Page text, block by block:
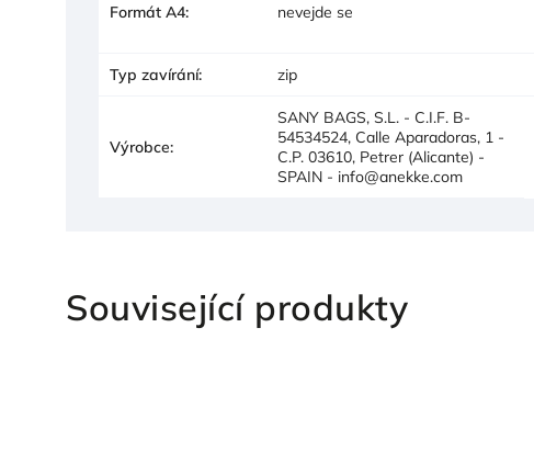
Formát A4: nevejde se
Typ zavírání: zip
Výrobce:
SANY BAGS, S.L. - C.I.F. B-
54534524, Calle Aparadoras, 1 -
C.P. 03610, Petrer (Alicante) -
SPAIN - info@anekke.com
Související produkty